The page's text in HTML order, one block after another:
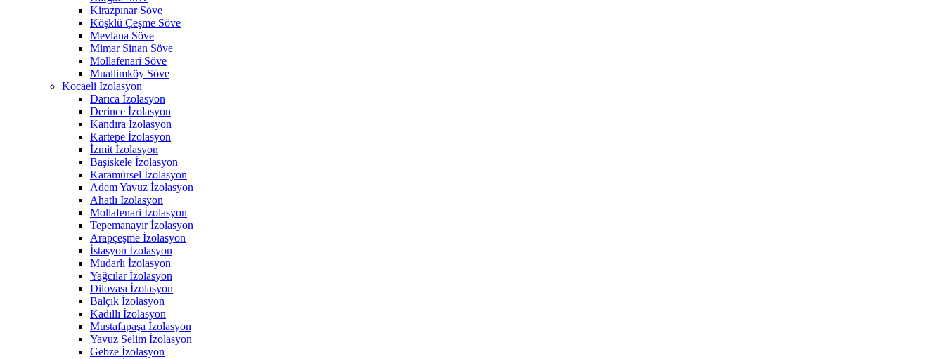
Kirazpınar Söve
Köşklü Çeşme Söve
Mevlana Söve
Mimar Sinan Söve
Mollafenari Söve
Muallimköy Söve
Kocaeli İzolasyon
Darıca İzolasyon
Derince İzolasyon
Kandıra İzolasyon
Kartepe İzolasyon
İzmit İzolasyon
Başiskele İzolasyon
Karamürsel İzolasyon
Adem Yavuz İzolasyon
Ahatlı İzolasyon
Mollafenari İzolasyon
Tepemanayır İzolasyon
Arapçeşme İzolasyon
İstasyon İzolasyon
Mudarlı İzolasyon
Yağcılar İzolasyon
Dilovası İzolasyon
Balçık İzolasyon
Kadıllı İzolasyon
Mustafapaşa İzolasyon
Yavuz Selim İzolasyon
Gebze İzolasyon